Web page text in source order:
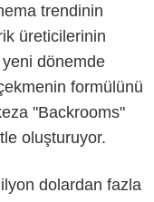
trendinin
üreticilerinin
yeni dönemde
formülünü
"Backrooms"
oluşturuyor.
dolardan fazla